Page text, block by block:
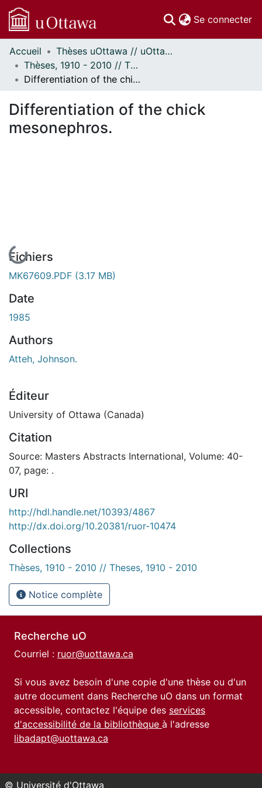
Se connecter
Communautés
et collections
Parcourir
À propos
Accueil
Thèses uOttawa // uOttawa Theses
Thèses, 1910 - 2010 // Theses, 1910 - 2010
Differentiation of the chick mesonephros.
Differentiation of the chick
mesonephros.
En cours de chargement...
Fichiers
MK67609.PDF (3.17 MB)
Date
1985
Authors
Atteh, Johnson.
Éditeur
University of Ottawa (Canada)
Citation
Source: Masters Abstracts International, Volume: 40-
07, page: .
URI
http://hdl.handle.net/10393/4867
http://dx.doi.org/10.20381/ruor-10474
Collections
Thèses, 1910 - 2010 // Theses, 1910 - 2010
Notice complète
Recherche uO
Courriel : ruor@uottawa.ca
Si vous avez besoin d'une copie d'une thèse ou d'un
autre document dans Recherche uO dans un format
accessible, contactez l'équipe des services
d'accessibilité de la bibliothèque à l'adresse
libadapt@uottawa.ca
© Université d'Ottawa